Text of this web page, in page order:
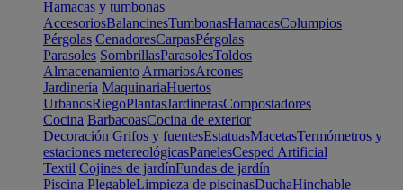
Hamacas y tumbonas
AccesoriosBalancinesTumbonasHamacasColumpios
Pérgolas CenadoresCarpasPérgolas
Parasoles SombrillasParasolesToldos
Almacenamiento ArmariosArcones
Jardinería MaquinariaHuertos
UrbanosRiegoPlantasJardinerasCompostadores
Cocina BarbacoasCocina de exterior
Decoración Grifos y fuentesEstatuasMacetasTermómetros y
estaciones metereológicasPanelesCesped Artificial
Textil Cojines de jardínFundas de jardín
Piscina PlegableLimpieza de piscinasDuchaHinchable